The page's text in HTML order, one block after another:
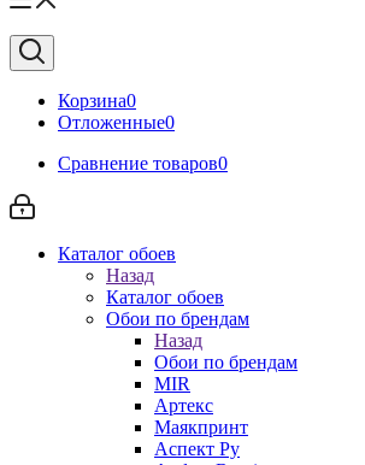
Корзина0
Отложенные0
Сравнение товаров0
Каталог обоев
Назад
Каталог обоев
Обои по брендам
Назад
Обои по брендам
MIR
Артекс
Маякпринт
Аспект Ру